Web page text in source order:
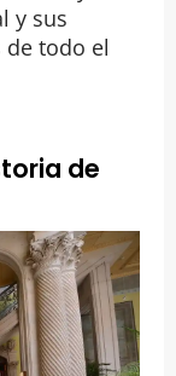
y sus
todo el
de